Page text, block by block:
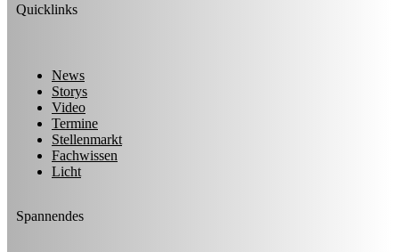
Quicklinks
News
Storys
Video
Termine
Stellenmarkt
Fachwissen
Licht
Spannendes